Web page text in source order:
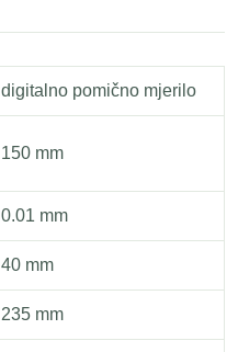
digitalno pomično mjerilo
150 mm
0.01 mm
40 mm
235 mm